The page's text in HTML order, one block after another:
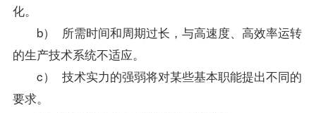
化。
b） 所需时间和周期过长，与高速度、高效率运转
的生产技术系统不适应。
c） 技术实力的强弱将对某些基本职能提出不同的
要求。